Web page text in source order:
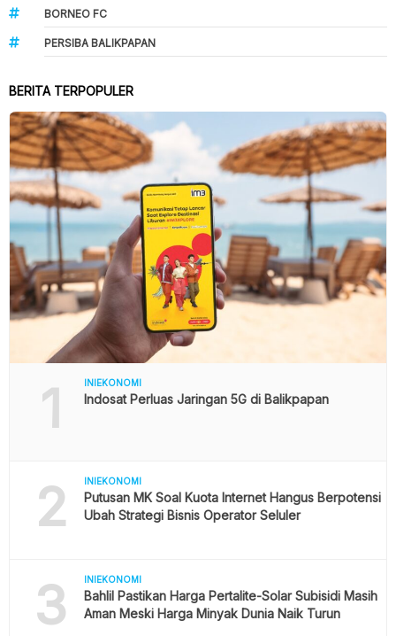
BORNEO FC
PERSIBA BALIKPAPAN
BERITA TERPOPULER
1 INIEKONOMI
Indosat Perluas Jaringan 5G di Balikpapan
2 INIEKONOMI
Putusan MK Soal Kuota Internet Hangus Berpotensi
Ubah Strategi Bisnis Operator Seluler
3 INIEKONOMI
Bahlil Pastikan Harga Pertalite-Solar Subisidi Masih
Aman Meski Harga Minyak Dunia Naik Turun